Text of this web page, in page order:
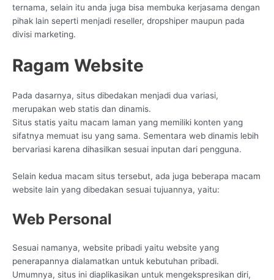
ternama, selain itu anda juga bisa membuka kerjasama dengan
pihak lain seperti menjadi reseller, dropshiper maupun pada
divisi marketing.
Ragam Website
Pada dasarnya, situs dibedakan menjadi dua variasi,
merupakan web statis dan dinamis.
Situs statis yaitu macam laman yang memiliki konten yang
sifatnya memuat isu yang sama. Sementara web dinamis lebih
bervariasi karena dihasilkan sesuai inputan dari pengguna.
Selain kedua macam situs tersebut, ada juga beberapa macam
website lain yang dibedakan sesuai tujuannya, yaitu:
Web Personal
Sesuai namanya, website pribadi yaitu website yang
penerapannya dialamatkan untuk kebutuhan pribadi.
Umumnya, situs ini diaplikasikan untuk mengekspresikan diri,